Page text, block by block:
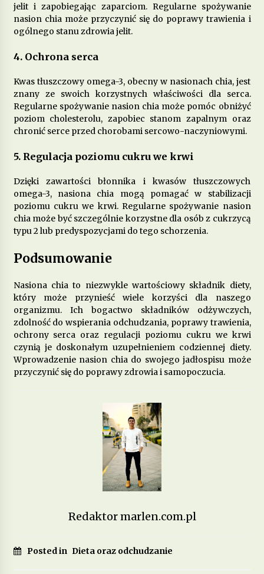
Jakie suplementy warto stosować, by poprawić
zdrowie skóry, włosów i paznokci?
12 miesięcy ago
jelit i zapobiegając zaparciom. Regularne spożywanie
nasion chia może przyczynić się do poprawy trawienia i
ogólnego stanu zdrowia jelit.
4. Ochrona serca
Kwas tłuszczowy omega-3, obecny w nasionach chia, jest
znany ze swoich korzystnych właściwości dla serca.
Regularne spożywanie nasion chia może pomóc obniżyć
poziom cholesterolu, zapobiec stanom zapalnym oraz
chronić serce przed chorobami sercowo-naczyniowymi.
5. Regulacja poziomu cukru we krwi
Dzięki zawartości błonnika i kwasów tłuszczowych
omega-3, nasiona chia mogą pomagać w stabilizacji
poziomu cukru we krwi. Regularne spożywanie nasion
chia może być szczególnie korzystne dla osób z cukrzycą
typu 2 lub predyspozycjami do tego schorzenia.
Podsumowanie
Nasiona chia to niezwykle wartościowy składnik diety,
który może przynieść wiele korzyści dla naszego
organizmu. Ich bogactwo składników odżywczych,
zdolność do wspierania odchudzania, poprawy trawienia,
ochrony serca oraz regulacji poziomu cukru we krwi
czynią je doskonałym uzupełnieniem codziennej diety.
Wprowadzenie nasion chia do swojego jadłospisu może
przyczynić się do poprawy zdrowia i samopoczucia.
Redaktor marlen.com.pl
Posted in Dieta oraz odchudzanie